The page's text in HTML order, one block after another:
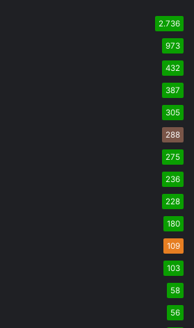
2.736
973
432
387
305
288
275
236
228
180
109
103
58
56